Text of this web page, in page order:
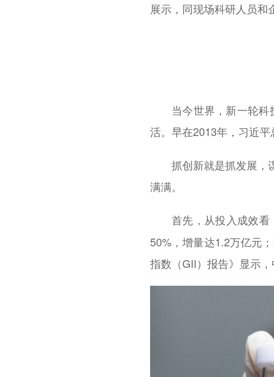
展示，同现场科研人员和
当今世界，新一轮
活。早在2013年，习近平
抓创新就是抓发展，
满满。
首先，从投入成效看
50%，增量达1.2万亿元
指数（GII）报告》显示